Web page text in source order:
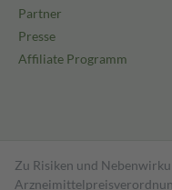
Partner
Presse
Affiliate Programm
Zu Risiken und